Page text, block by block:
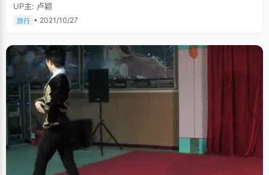
UP主: 卢颖
旅行 • 2021/10/27